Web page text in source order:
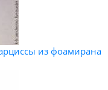
из фоамирана